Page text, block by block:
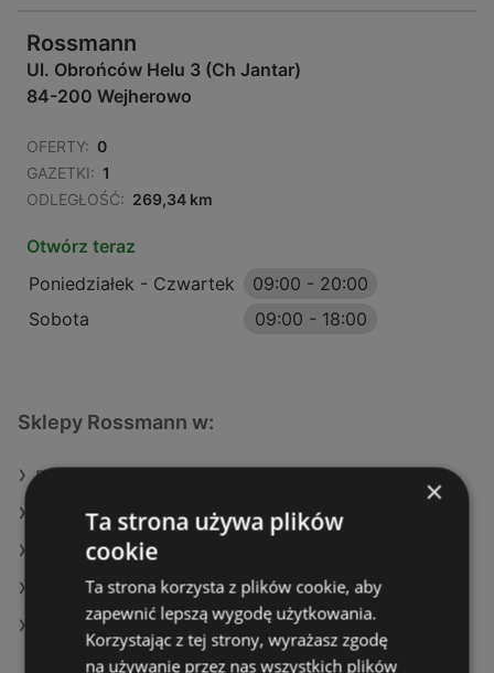
Rossmann
Ul. Obrońców Helu 3 (Ch Jantar)
84-200 Wejherowo
OFERTY: 0
GAZETKI: 1
ODLEGŁOŚĆ: 269,34 km
Otwórz teraz
Poniedziałek - Czwartek
09:00 - 20:00
Sobota
09:00 - 18:00
Sklepy Rossmann w:
Rossmann w Skwierzyna
Rossmann w Gromnik
Rossmann w Kluczbork
Rossmann w Markowa
Rossmann w Elbląg
×
Ta strona używa plików
cookie
Ta strona korzysta z plików cookie, aby
zapewnić lepszą wygodę użytkowania.
Korzystając z tej strony, wyrażasz zgodę
na używanie przez nas wszystkich plików